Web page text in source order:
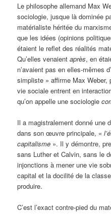
Le philosophe allemand Max
sociologie, jusque là dominée
matérialiste héritée du
que les idées (opinions
étaient le reflet des réalités
Qu’elles venaient après, en
n’avaient pas en elles-mêmes
simpliste » affirme Max
vie sociale entrent en
qu’on appelle une sociologie
Il a magistralement donné une
dans son œuvre principale, «
capitalisme ». Il y démontre,
sans Luther et Calvin, sans le
injonctions à mener une vie
capital et la docilité de la
produire.
C’est l’exact contre-pied du